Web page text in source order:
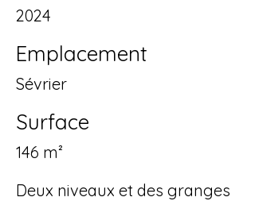
2024
Emplacement
Sévrier
Surface
146 m²
Deux niveaux et des granges